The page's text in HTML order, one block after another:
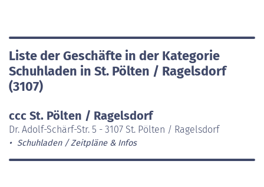
Liste der Geschäfte in der Kategorie
Schuhladen in St. Pölten / Ragelsdorf
(3107)
ccc St. Pölten / Ragelsdorf
Dr. Adolf-Schärf-Str. 5 - 3107 St. Pölten / Ragelsdorf
Schuhladen Zeitpläne & Infos